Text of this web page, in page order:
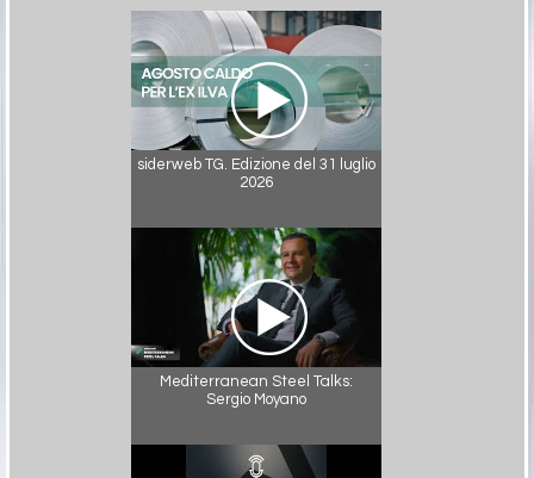
siderweb TG. Edizione del 31 luglio
2026
Mediterranean Steel Talks:
Sergio Moyano